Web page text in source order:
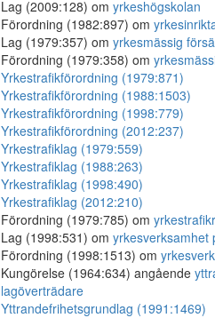
Lag (2009:128) om yrkeshögskolan
Förordning (1982:897) om
Lag (1979:357) om yrkesmässig
Förordning (1979:358) om
Yrkestrafikförordning (1979:871)
Yrkestrafikförordning (1988:1503)
Yrkestrafikförordning (1998:779)
Yrkestrafikförordning (2012:237)
Yrkestrafiklag (1979:559)
Yrkestrafiklag (1988:263)
Yrkestrafiklag (1998:490)
Yrkestrafiklag (2012:210)
Förordning (1979:785) om
Lag (1998:531) om yrkesverksamhet
Förordning (1998:1513) om
Kungörelse (1964:634) angående
lagöverträdare
Yttrandefrihetsgrundlag (1991:1469)